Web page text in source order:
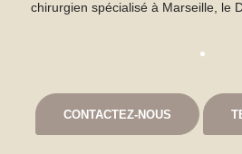
chirurgien spécialisé à Marseille, le
CONTACTEZ-NOUS